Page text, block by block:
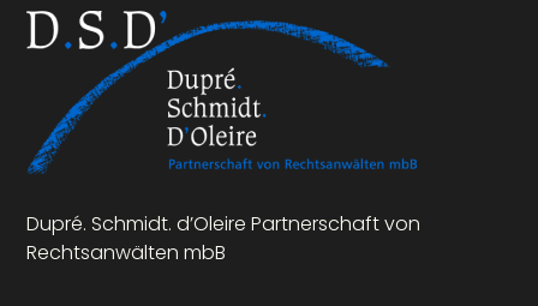
Dupré. Schmidt. d’Oleire Partnerschaft von
Rechtsanwälten mbB